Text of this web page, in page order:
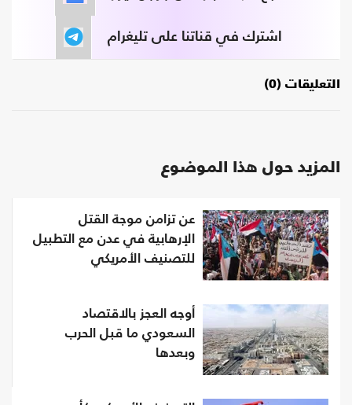
اشترك في قناتنا على تليغرام
التعليقات (0)
المزيد حول هذا الموضوع
عن تزامن موجة القتل
الإرهابية في عدن مع التطبيل
للتصنيف الأمريكي
أوجه العجز بالاقتصاد
السعودي ما قبل الحرب
وبعدها